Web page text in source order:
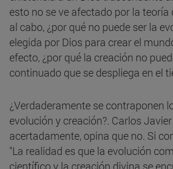
esto no se ve afectado por la teoría
al cabo, ¿por qué no puede ser la
elegida por Dios para crear el
efecto, ¿por qué la creación no
continuado que se despliega en el
¿Verdaderamente se contraponen
evolución y creación?. Carlos
acertadamente, opina que no. Si
"La realidad es que la evolución
científico y la creación divina se